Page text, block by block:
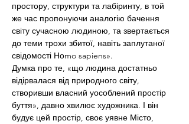
простору, структури та лабіринту, в той
же час пропонуючи аналогію бачення
світу сучасною людиною, та звертається
до теми трохи збитої, навіть заплутаної
свідомості Ноmo sapiens».
Думка про те, «що людина достатньо
відірвалася від природного світу,
створивши власний уособлений простір
буття», давно хвилює художника. І він
будує цей простір, своє уявне Місто,